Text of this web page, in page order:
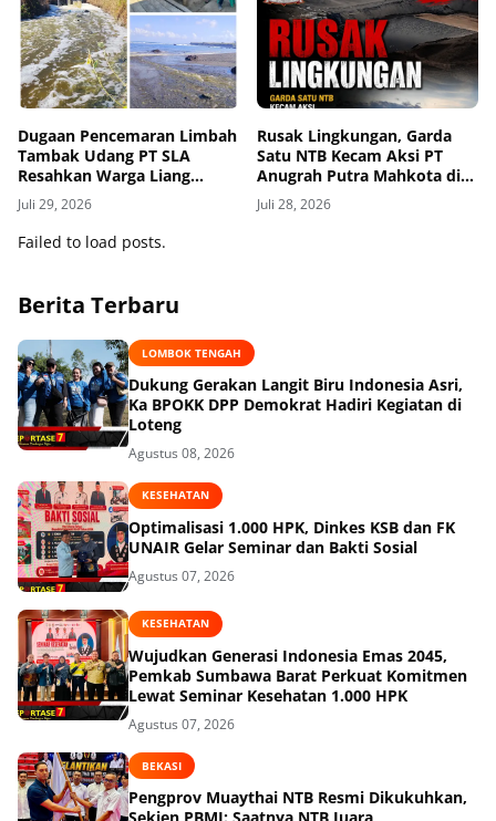
Dugaan Pencemaran Limbah
Tambak Udang PT SLA
Resahkan Warga Liang
Bagek, Biota Laut Mati,
Anak-Anak Alami Gatal-
Gatal
Juli 29, 2026
Rusak Lingkungan, Garda
Satu NTB Kecam Aksi PT
Anugrah Putra Mahkota di
Pantai Babar
Juli 28, 2026
Failed to load posts.
Berita Terbaru
LOMBOK TENGAH
Dukung Gerakan Langit Biru Indonesia Asri,
Ka BPOKK DPP Demokrat Hadiri Kegiatan di
Loteng
Agustus 08, 2026
KESEHATAN
Optimalisasi 1.000 HPK, Dinkes KSB dan FK
UNAIR Gelar Seminar dan Bakti Sosial
Agustus 07, 2026
KESEHATAN
Wujudkan Generasi Indonesia Emas 2045,
Pemkab Sumbawa Barat Perkuat Komitmen
Lewat Seminar Kesehatan 1.000 HPK
Agustus 07, 2026
BEKASI
Pengprov Muaythai NTB Resmi Dikukuhkan,